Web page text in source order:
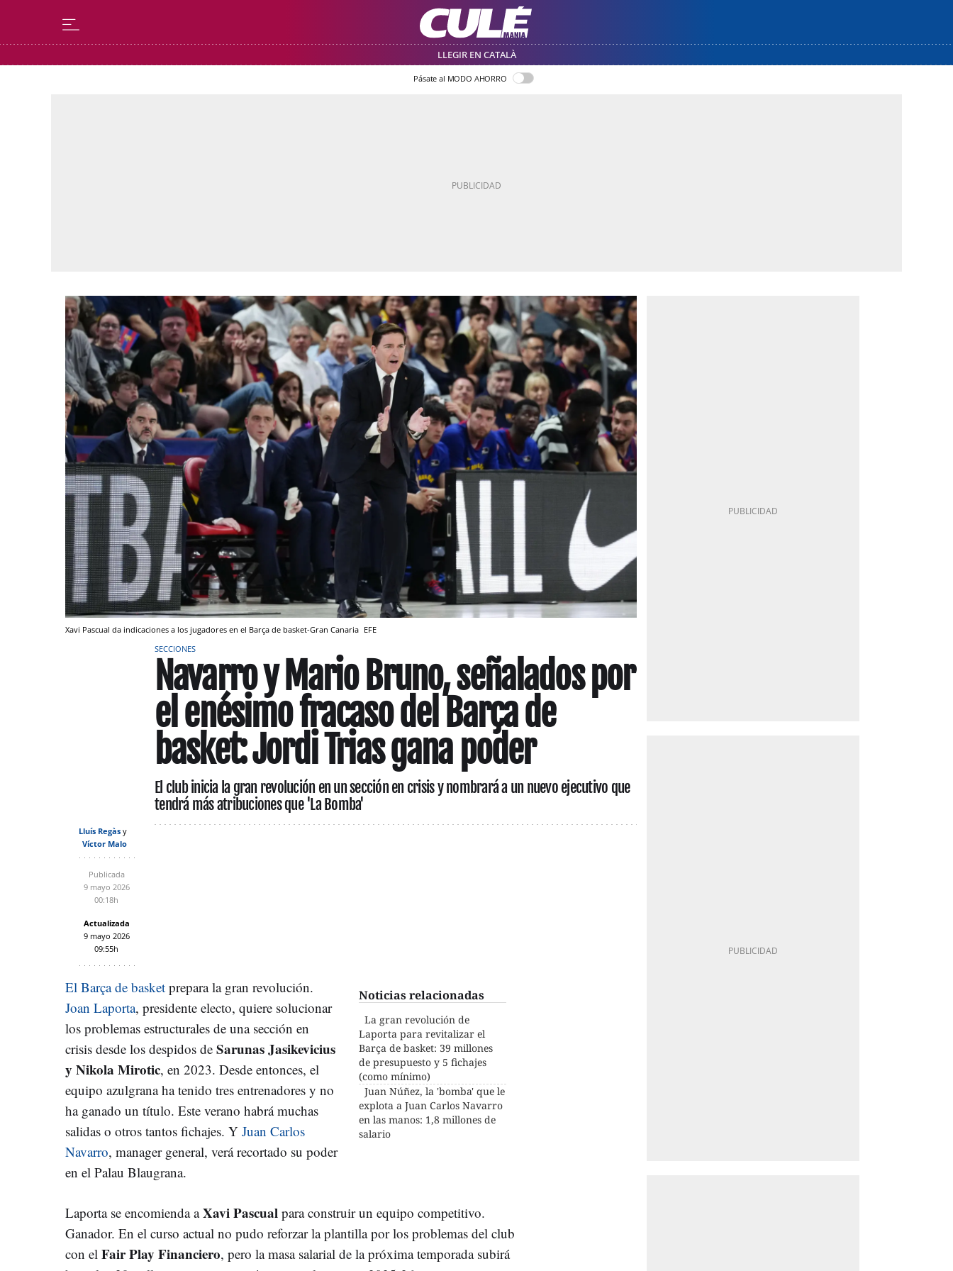
LLEGIR EN CATALÀ
Pásate al MODO AHORRO
Xavi Pascual da indicaciones a los jugadores en el Barça de basket-Gran Canaria EFE
SECCIONES
Navarro y Mario Bruno, señalados por
el enésimo fracaso del Barça de
basket: Jordi Trias gana poder
El club inicia la gran revolución en un sección en crisis y nombrará a un nuevo ejecutivo que
tendrá más atribuciones que 'La Bomba'
Lluís Regàs
Víctor Malo
Publicada
9 mayo 2026
00:18h
Actualizada
9 mayo 2026
09:55h
Noticias relacionadas
La gran revolución de
Laporta para revitalizar el
Barça de basket: 39 millones
de presupuesto y 5 fichajes
(como mínimo)
Juan Núñez, la 'bomba' que le
explota a Juan Carlos Navarro
en las manos: 1,8 millones de
salario
El Barça de basket prepara la gran revolución.
Joan Laporta, presidente electo, quiere solucionar
los problemas estructurales de una sección en
crisis desde los despidos de Sarunas Jasikevicius
y Nikola Mirotic, en 2023. Desde entonces, el
equipo azulgrana ha tenido tres entrenadores y no
ha ganado un título. Este verano habrá muchas
salidas o otros tantos fichajes. Y Juan Carlos
Navarro, manager general, verá recortado su poder
en el Palau Blaugrana.
Laporta se encomienda aXavi Pascual para construir un equipo competitivo.
Ganador. En el curso actual no pudo reforzar la plantilla por los problemas del club
con el Fair Play Financiero, pero la masa salarial de la próxima temporada subirá